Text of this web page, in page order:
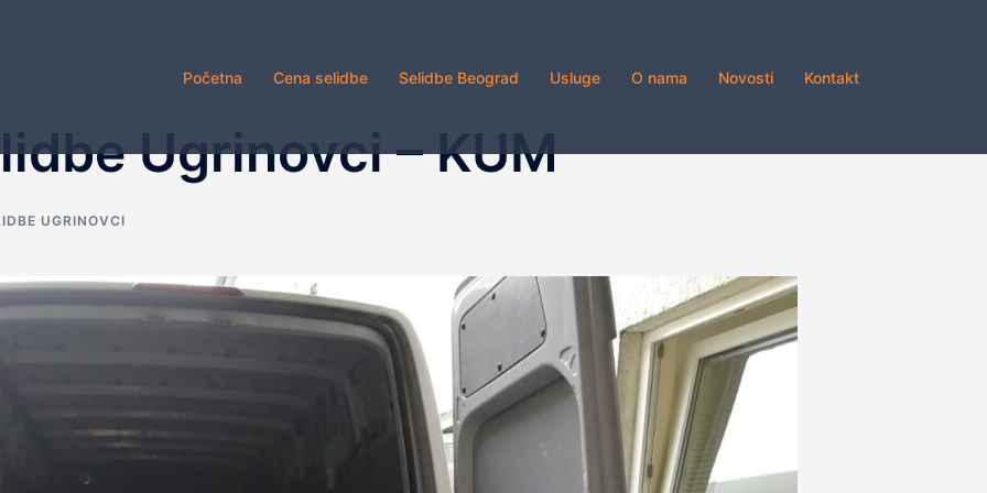
Početna Cena selidbe Selidbe Beograd Usluge O nama Novosti Kontakt
Ugrinovci – KUM
UGRINOVCI